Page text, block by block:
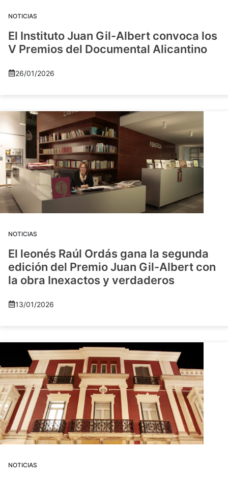
NOTICIAS
El Instituto Juan Gil-Albert convoca los
V Premios del Documental Alicantino
26/01/2026
NOTICIAS
El leonés Raúl Ordás gana la segunda
edición del Premio Juan Gil-Albert con
la obra Inexactos y verdaderos
13/01/2026
NOTICIAS